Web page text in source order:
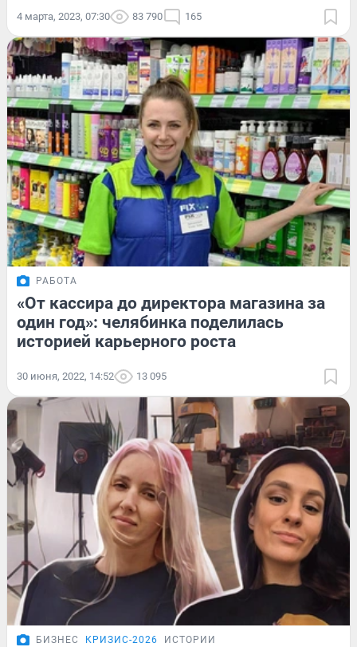
4 марта, 2023, 07:30 83 790 165
РАБОТА
«От кассира до директора магазина за
один год»: челябинка поделилась
историей карьерного роста
30 июня, 2022, 14:52 13 095
БИЗНЕС КРИЗИС-2026 ИСТОРИИ